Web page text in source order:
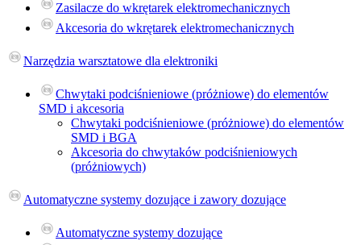
Zasilacze do wkrętarek elektromechanicznych
Akcesoria do wkrętarek elektromechanicznych
Narzędzia warsztatowe dla elektroniki
Chwytaki podciśnieniowe (próżniowe) do elementów
SMD i akcesoria
Chwytaki podciśnieniowe (próżniowe) do elementów
SMD i BGA
Akcesoria do сhwytaków podciśnieniowych
(próżniowych)
Automatyczne systemy dozujące i zawory dozujące
Automatyczne systemy dozujące